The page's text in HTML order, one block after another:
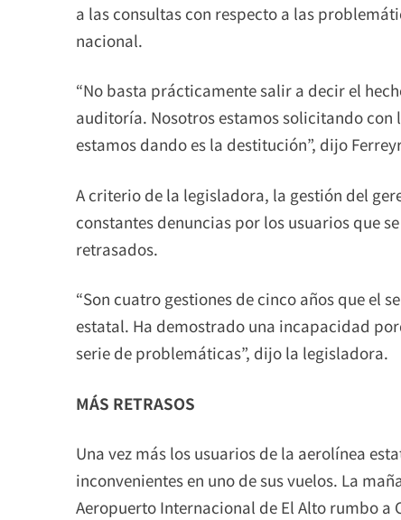
a las consultas con respecto a las
nacional.
“No basta prácticamente salir a decir el
auditoría. Nosotros estamos solicitando
estamos dando es la destitución”, dijo
A criterio de la legisladora, la gestión del
constantes denuncias por los usuarios que
retrasados.
“Son cuatro gestiones de cinco años que el
estatal. Ha demostrado una incapacidad
serie de problemáticas”, dijo la legisladora.
MÁS RETRASOS
Una vez más los usuarios de la aerolínea
inconvenientes en uno de sus vuelos. La
Aeropuerto Internacional de El Alto rumbo